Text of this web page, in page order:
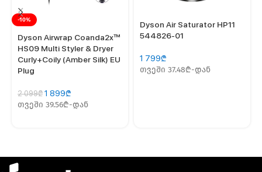
-10%
Dyson Airwrap Coanda2x™
HS09 Multi Styler & Dryer
Curly+Coily (Amber Silk) EU
Plug
2 099₾ 1 899₾
თვეში 39.56₾-დან
Dyson Air Saturator HP11
544826-01
1 799₾
თვეში 37.48₾-დან